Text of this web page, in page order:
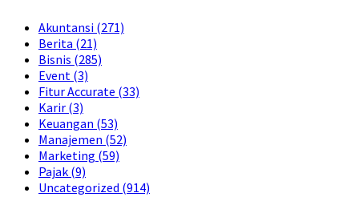
Akuntansi (271)
Berita (21)
Bisnis (285)
Event (3)
Fitur Accurate (33)
Karir (3)
Keuangan (53)
Manajemen (52)
Marketing (59)
Pajak (9)
Uncategorized (914)